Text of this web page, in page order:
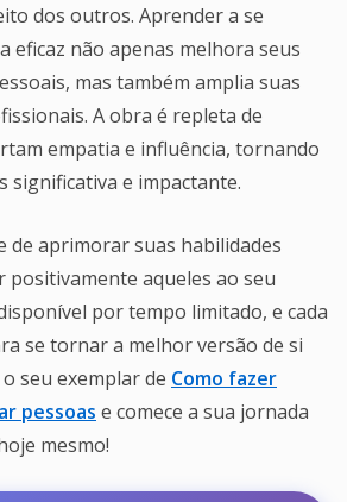
dos outros. Aprender a se
eficaz não apenas melhora seus
mas também amplia suas
A obra é repleta de
empatia e influência, tornando
significativa e impactante.
de aprimorar suas habilidades
positivamente aqueles ao seu
por tempo limitado, e cada
se tornar a melhor versão de si
seu exemplar de Como fazer
pessoas e comece a sua jornada
mesmo!